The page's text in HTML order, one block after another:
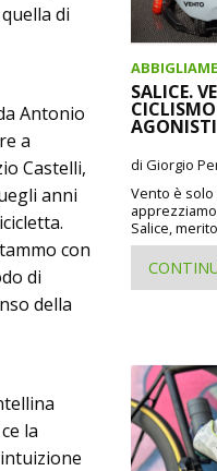
di
Antonio
a
Castelli,
anni
con
di
della
la
SALICE.
AGONISTI
di Giorgio
Vento è
Salice,